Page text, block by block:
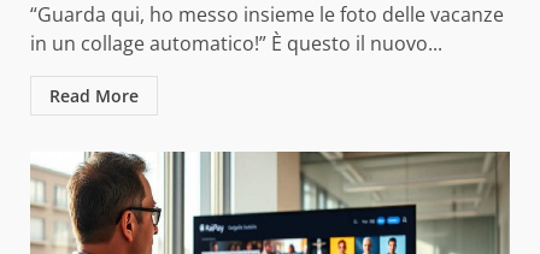
“Guarda qui, ho messo insieme le foto delle vacanze
in un collage automatico!” È questo il nuovo...
Read More